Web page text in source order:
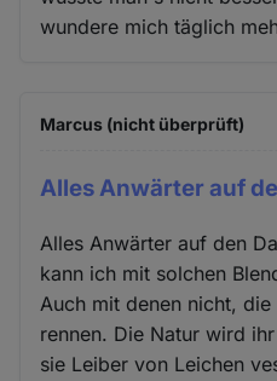
wundere mich täglich
Marcus (nicht überprüft)
Alles Anwärter auf
Alles Anwärter auf den
kann ich mit solchen
Auch mit denen nicht,
rennen. Die Natur wird
sie Leiber von Leichen